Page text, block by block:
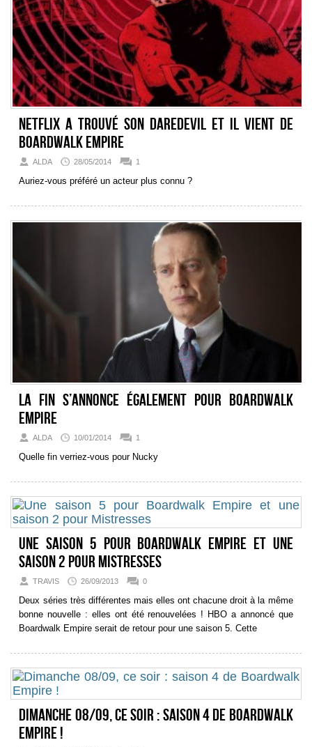
Netflix a trouvé son Daredevil et il vient de
Boardwalk Empire
ALDA 28/05/2014 1
Auriez-vous préféré un acteur plus connu ?
La fin s’annonce également pour Boardwalk
Empire
ALDA 10/01/2014 1
Quelle fin verriez-vous pour Nucky
Une saison 5 pour Boardwalk Empire et une
saison 2 pour Mistresses
TRAVIS 26/09/2013 0
Deux séries très différentes mais elles ont chacune droit à la même
bonne nouvelle : elles ont été renouvelées ! HBO a annoncé que
Boardwalk Empire serait de retour pour une saison 5. Cette
Dimanche 08/09, ce soir : saison 4 de Boardwalk
Empire !